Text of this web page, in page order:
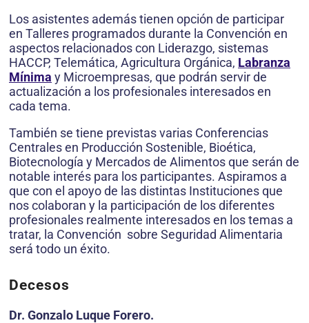
Los asistentes además tienen opción de participar
en Talleres programados durante la Convención en
aspectos relacionados con Liderazgo, sistemas
HACCP, Telemática, Agricultura Orgánica, Labranza
Mínima y Microempresas, que podrán servir de
actualización a los profesionales interesados en
cada tema.
También se tiene previstas varias Conferencias
Centrales en Producción Sostenible, Bioética,
Biotecnología y Mercados de Alimentos que serán de
notable interés para los participantes. Aspiramos a
que con el apoyo de las distintas Instituciones que
nos colaboran y la participación de los diferentes
profesionales realmente interesados en los temas a
tratar, la Convención sobre Seguridad Alimentaria
será todo un éxito.
Decesos
Dr. Gonzalo Luque Forero.